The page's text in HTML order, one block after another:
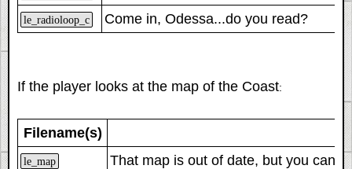
le_radioloop_c Come in, Odessa...do you read?
If the player looks at the map of the Coast:
Filename(s)
le_map That map is out of date, but you can